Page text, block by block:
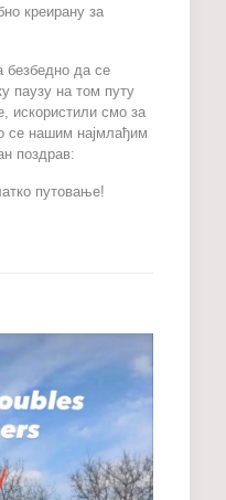
креирану за
безбедно да се
паузу на том путу
искористили смо за
се нашим најмлађим
поздрав:
путовање!